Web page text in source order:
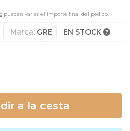
pueden variar el importe final del pedido.
Marca: GRE EN STOCK
a la cesta